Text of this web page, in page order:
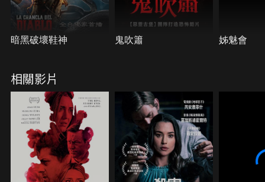
暗黑破壞鞋神 鬼吹簫 姊魅會
相關影片